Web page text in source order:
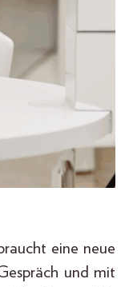
eine neue
und mit